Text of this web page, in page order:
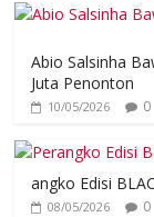
Abio Salsinha
Juta Penonton
10/05/2026 0
angko Edisi
08/05/2026 0